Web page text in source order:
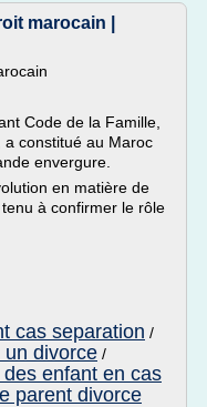
marocain |
Code de la Famille,
constitué au Maroc
envergure.
en matière de
à confirmer le rôle
cas separation /
divorce /
enfant en cas
parent divorce